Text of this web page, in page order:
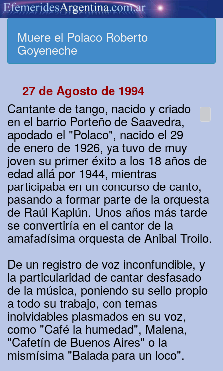
Muere el Polaco Roberto
Goyeneche
27 de Agosto de 1994
Cantante de tango, nacido y criado
en el barrio Porteño de Saavedra,
apodado el "Polaco", nacido el 29
de enero de 1926, ya tuvo de muy
joven su primer éxito a los 18 años de
edad allá por 1944, mientras
participaba en un concurso de canto,
pasando a formar parte de la orquesta
de Raúl Kaplún. Unos años más tarde
se convertiría en el cantor de la
amafadísima orquesta de Anibal Troilo.
De un registro de voz inconfundible, y
la particularidad de cantar desfasado
de la música, poniendo su sello propio
a todo su trabajo, con temas
inolvidables plasmados en su voz,
como "Café la humedad", Malena,
"Cafetín de Buenos Aires" o la
mismísima "Balada para un loco".